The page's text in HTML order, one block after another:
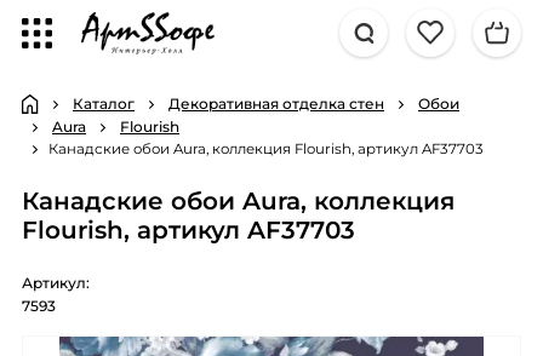
Каталог Декоративная отделка стен
Обои
Aura
Flourish
Канадские обои Aura, коллекция Flourish, артикул AF37703
Канадские обои Aura, коллекция
Flourish, артикул AF37703
Артикул:
7593